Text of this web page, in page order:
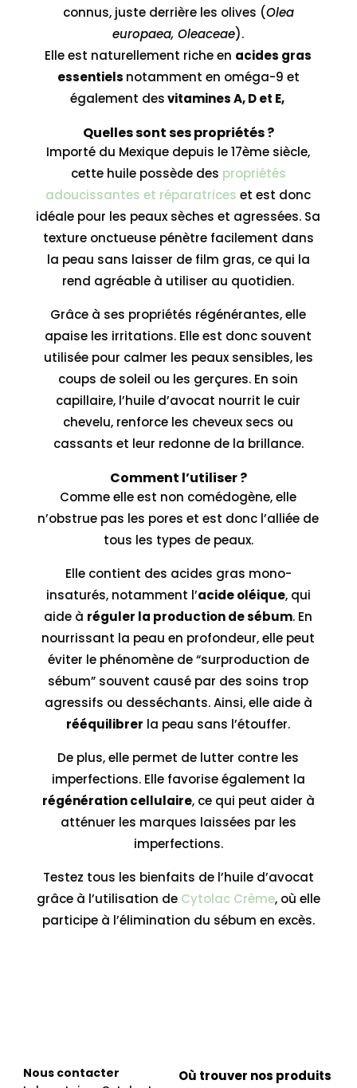
connus, juste derrière les olives (Olea
europaea, Oleaceae).
Elle est naturellement riche en acides gras
essentiels notamment en oméga-9 et
également desvitamines A, D et E,
Quelles sont ses propriétés ?
Importé du Mexique depuis le 17ème siècle,
cette huile possède des propriétés
adoucissantes et réparatrices et est donc
idéale pour les peaux sèches et agressées. Sa
texture onctueuse pénètre facilement dans
la peau sans laisser de film gras, ce qui la
rend agréable à utiliser au quotidien.
Grâce à ses propriétés régénérantes, elle
apaise les irritations. Elle est donc souvent
utilisée pour calmer les peaux sensibles, les
coups de soleil ou les gerçures. En soin
capillaire, l’huile d’avocat nourrit le cuir
chevelu, renforce les cheveux secs ou
cassants et leur redonne de la brillance.
Comment l’utiliser ?
Comme elle est non comédogène, elle
n’obstrue pas les pores et est donc l’alliée de
tous les types de peaux.
Elle contient des acides gras mono-
insaturés, notamment l’acide oléique, qui
aide à réguler la production de sébum. En
nourrissant la peau en profondeur, elle peut
éviter le phénomène de “surproduction de
sébum” souvent causé par des soins trop
agressifs ou desséchants. Ainsi, elle aide à
rééquilibrer la peau sans l’étouffer.
De plus, elle permet de lutter contre les
imperfections. Elle favorise également la
régénération cellulaire, ce qui peut aider à
atténuer les marques laissées par les
imperfections.
Testez tous les bienfaits de l’huile d’avocat
grâce à l’utilisation de Cytolac Crème, où elle
participe à l’élimination du sébum en excès.
Nous contacter
Où trouver nos produits